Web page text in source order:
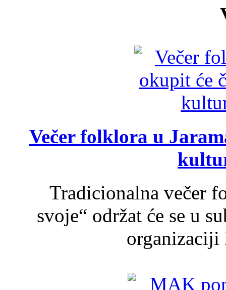
Večer folklora u
Tradicionalna večer
svoje“ održat će se u
organizaciji